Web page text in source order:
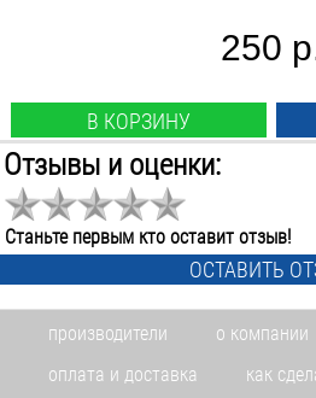
250
В КОРЗИНУ
360
Вес:
1.4
Отзывы и оценки:
Станьте первым кто оставит отзыв!
ОСТАВИТЬ
производители о компании
оплата и доставка
как